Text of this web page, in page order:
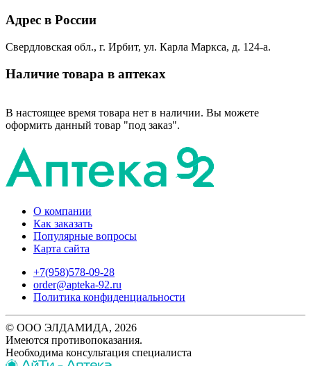
Адрес в России
Свердловская обл., г. Ирбит, ул. Карла Маркса, д. 124-а.
Наличие товара в аптеках
В настоящее время товара нет в наличии. Вы можете
оформить данный товар "под заказ".
О компании
Как заказать
Популярные вопросы
Карта сайта
+7(958)578-09-28
order@apteka-92.ru
Политика конфиденциальности
© ООО ЭЛДАМИДА, 2026
Имеются противопоказания.
Необходима консультация специалиста